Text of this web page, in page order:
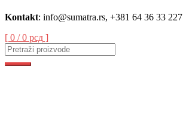
Skip
content
Kontakt: info@sumatra.rs, +381 64 36 33 227
[ 0 /0 рсд ]